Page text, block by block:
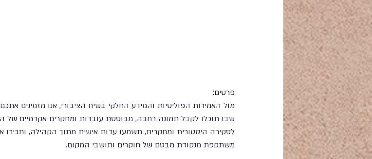
פרטים:
שבו תוכלו לקבל תמונה רחבה, מבוססת עובדות ומחקרים אקדמיים של
לסקירה היסטורית ומחקרית, תשמעו עדות אישית מתוך הקהילה,
משתקפת מנקודת מבטם של חוקרים ותושבי המקום.